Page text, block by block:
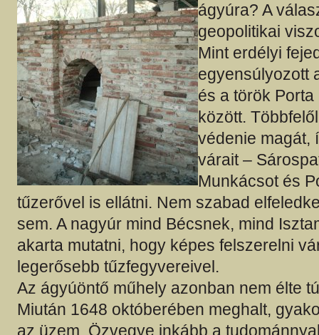
ágyúra? A
geopolitikai
Mint erdélyi
egyensúlyozott
és a török
között.
védenie magát,
várait –
Munkácsot és
tűzerővel is ellátni. Nem szabad
sem. A nagyúr mind Bécsnek, mind
akarta mutatni, hogy képes felszerelni
legerősebb tűzfegyvereivel.
Az ágyúöntő műhely azonban nem élte
Miután 1648 októberében meghalt,
az üzem. Özvegye inkább a